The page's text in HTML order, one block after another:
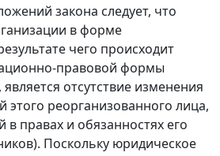
закона следует, что
в форме
чего происходит
правовой формы
отсутствие изменения
этого реорганизованного лица,
в правах и обязанностях его
Поскольку юридическое